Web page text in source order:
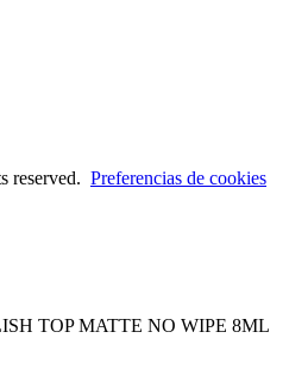
reserved. Preferencias de cookies
TOP MATTE NO WIPE 8ML